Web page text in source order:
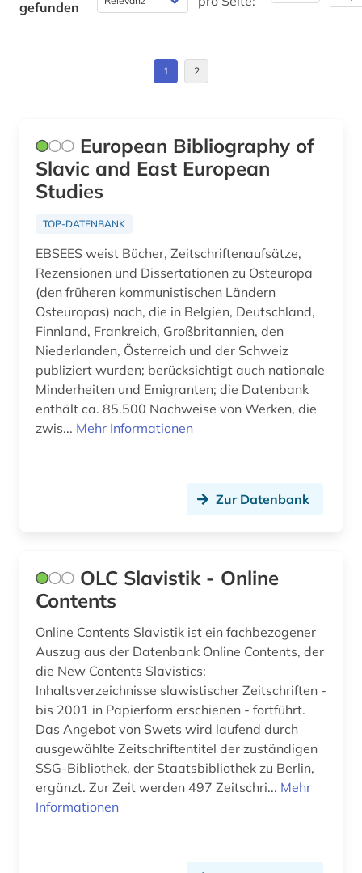
mediensysteme (1)
menschenrechtspolitik (1)
mitteleuropa (1)
musik (1)
münchen (1)
nachfolgestaaten (1)
nacionalna i univerzitetska biblioteka
&amp;quot;sv. kliment ohridski&amp;quot; -
skopje (1)
naher osten (1)
online-katalog (1)
opposition (1)
oral history (1)
orientalistik (1)
ortsnamenkunde (1)
osmanisch (1)
Kroatien (18)
Litauen (10)
Makedonien (14)
Mittelamerika (2)
Moldawien (10)
Montenegro (13)
Oesterreich (1)
Osmanisches Reich (3)
Ostmitteleuropa (20)
Polen (15)
Rheinland-Pfalz (1)
Rumänien (13)
Russland, Sowjetunion (15)
Sachsen (1)
Schweiz (1)
Serbien (17)
gefunden
1 2
European Bibliography of
Slavic and East European
Studies
TOP-DATENBANK
EBSEES weist Bücher, Zeitschriftenaufsätze,
Rezensionen und Dissertationen zu Osteuropa
(den früheren kommunistischen Ländern
Osteuropas) nach, die in Belgien, Deutschland,
Finnland, Frankreich, Großbritannien, den
Niederlanden, Österreich und der Schweiz
publiziert wurden; berücksichtigt auch nationale
Minderheiten und Emigranten; die Datenbank
enthält ca. 85.500 Nachweise von Werken, die
zwis... Mehr Informationen
Zur Datenbank
OLC Slavistik - Online
Contents
Online Contents Slavistik ist ein fachbezogener
Auszug aus der Datenbank Online Contents, der
die New Contents Slavistics:
Inhaltsverzeichnisse slawistischer Zeitschriften -
bis 2001 in Papierform erschienen - fortführt.
Das Angebot von Swets wird laufend durch
ausgewählte Zeitschriftentitel der zuständigen
SSG-Bibliothek, der Staatsbibliothek zu Berlin,
ergänzt. Zur Zeit werden 497 Zeitschri... Mehr
Informationen